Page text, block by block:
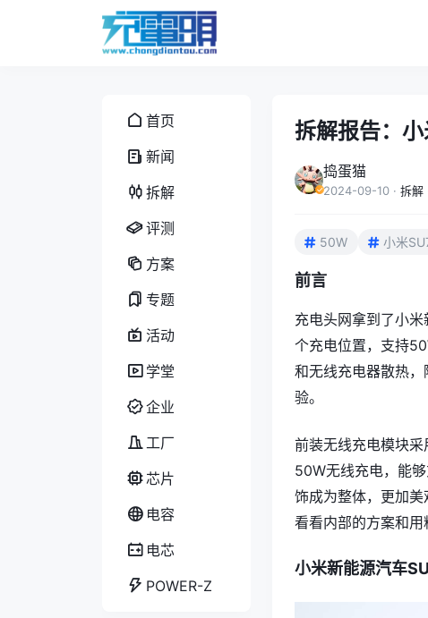
首页
新闻
拆解
评测
方案
专题
活动
学堂
企业
工厂
芯片
电容
电芯
POWER-Z
拆解报告：
捣蛋猫
2024-09-10 · 拆解
50W 小米
前言
充电头网拿到了小
个充电位置，支持
和无线充电器散热
验。
前装无线充电模块
50W无线充电，能
饰成为整体，更加
看看内部的方案和用
小米新能源汽车